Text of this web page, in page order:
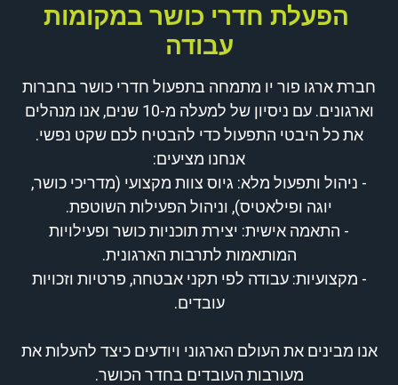
הפעלת חדרי כושר במקומות
עבודה
חברת ארגו פור יו מתמחה בתפעול חדרי כושר בחברות
וארגונים. עם ניסיון של למעלה מ-10 שנים, אנו מנהלים
את כל היבטי התפעול כדי להבטיח לכם שקט נפשי.
אנחנו מציעים:
- ניהול ותפעול מלא: גיוס צוות מקצועי (מדריכי כושר,
יוגה ופילאטיס), וניהול הפעילות השוטפת.
- התאמה אישית: יצירת תוכניות כושר ופעילויות
המותאמות לתרבות הארגונית.
- מקצועיות: עבודה לפי תקני אבטחה, פרטיות וזכויות
עובדים.
אנו מבינים את העולם הארגוני ויודעים כיצד להעלות את
מעורבות העובדים בחדר הכושר.